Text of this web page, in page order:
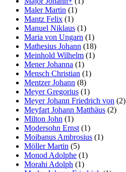
Maler Martin (1)
Mantz Felix (1)
Manuel Niklaus (1)
Maria von Ungarn (1)
Mathesius Johann (18)
Meinhold Wilhelm (1)
Mener Johanna (1)
Mensch Christian (1)
Mentzer Johann (8)
Meyer Gregorius (1)
Meyer Johann Friedrich von (2)
Meyfart Johann Matthäus (2)
Milton John (1)
Modersohn Ernst (1)
Moibanus Ambrosius (1)
Möller Martin (5)
Monod Adolphe (1)
Morahi Adolph (1)